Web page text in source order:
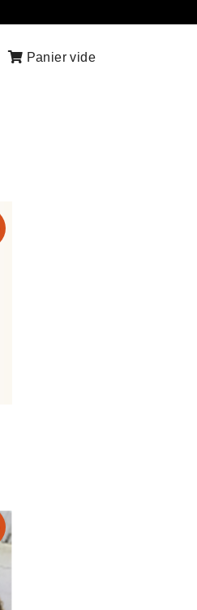
Panier vide